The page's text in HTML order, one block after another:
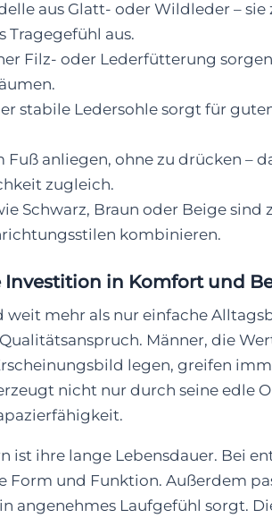
aus Glatt- oder Wildleder – sie
Tragegefühl aus.
Filz- oder Lederfütterung
stabile Ledersohle sorgt für
Fuß anliegen, ohne zu drücken –
zugleich.
Schwarz, Braun oder Beige sind
kombinieren.
Investition in Komfort und
weit mehr als nur einfache
Männer, die
legen, greifen
nicht nur durch seine edle
ist ihre lange Lebensdauer. Bei
Form und Funktion. Außerdem
angenehmes Laufgefühl sorgt.